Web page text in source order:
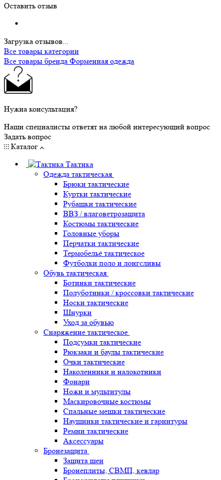
Оставить отзыв
Загрузка отзывов...
Все товары категории
Все товары бренда Форменная одежда
Нужна консультация?
Наши специалисты ответят на любой интересующий вопрос
Задать вопрос
Каталог
Тактика
Одежда тактическая
Брюки тактические
Куртки тактические
Рубашки тактические
ВВЗ / влаговетрозащита
Костюмы тактические
Головные уборы
Перчатки тактические
Термобельё тактическое
Футболки поло и лонгсливы
Обувь тактическая
Ботинки тактические
Полуботинки / кроссовки тактические
Носки тактические
Шнурки
Уход за обувью
Снаряжение тактическое
Подсумки тактические
Рюкзаки и баулы тактические
Очки тактические
Наколенники и налокотники
Фонари
Ножи и мультитулы
Маскировочные костюмы
Спальные мешки тактические
Наушники тактические и гарнитуры
Ремни тактические
Аксессуары
Бронезащита
Защита шеи
Бронеплиты, СВМП, кевлар